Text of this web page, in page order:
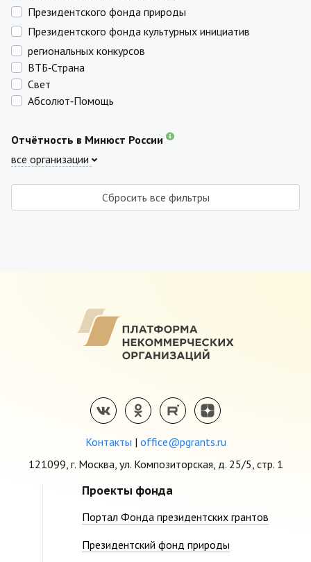
Президентского фонда природы
Президентского фонда культурных инициатив
региональных конкурсов
ВТБ‑Страна
Свет
Абсолют‑Помощь
Отчётность в Минюст России
все организации
Сбросить все фильтры
Контакты | office@pgrants.ru
121099, г. Москва, ул. Композиторская, д. 25/5, стр. 1
Проекты фонда
Портал Фонда президентских грантов
Президентский фонд природы